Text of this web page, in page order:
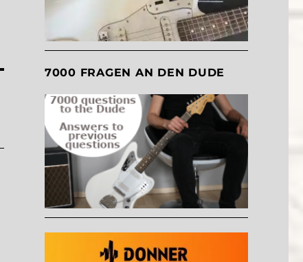
7000 FRAGEN AN DEN DUDE